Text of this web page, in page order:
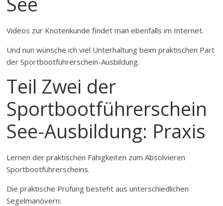
Videos zur Knotenkunde findet man ebenfalls im Internet.
Und nun wünsche ich viel Unterhaltung beim praktischen Part
der Sportbootführerschein-Ausbildung.
Teil Zwei der
Sportbootführerschein
See-Ausbildung: Praxis
Lernen der praktischen Fähigkeiten zum Absolvieren
Sportbootführerscheins.
Die praktische Prüfung besteht aus unterschiedlichen
Segelmanövern: